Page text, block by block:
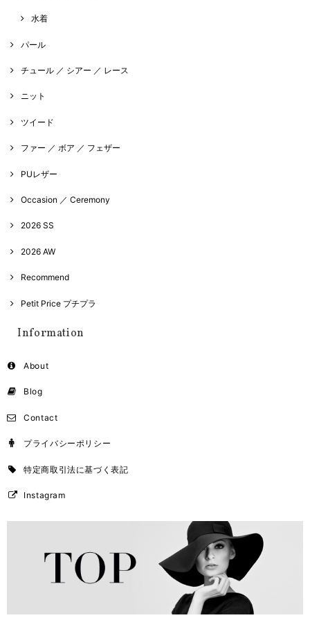
水着
パール
チュール ／ シアー ／ レース
ニット
ツイード
ファー ／ ボア ／ フェザー
PUレザー
Occasion ／ Ceremony
2026 SS
2026 AW
Recommend
Petit Price プチプラ
Information
About
Blog
Contact
プライバシーポリシー
特定商取引法に基づく表記
Instagram